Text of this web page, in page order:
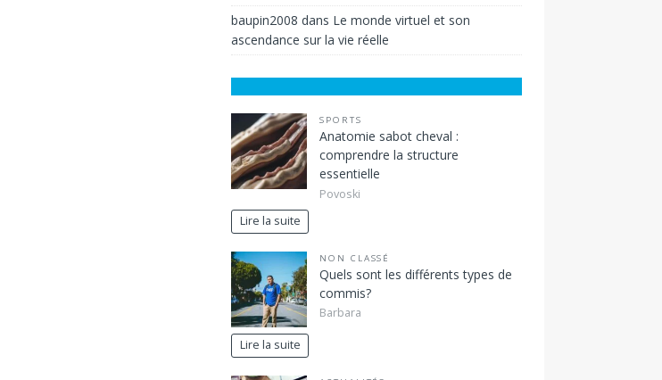
baupin2008 dans Le monde virtuel et son
ascendance sur la vie réelle
SPORTS
Anatomie sabot cheval :
comprendre la structure
essentielle
Povoski
Lire la suite
NON CLASSÉ
Quels sont les différents types de
commis?
Barbara
Lire la suite